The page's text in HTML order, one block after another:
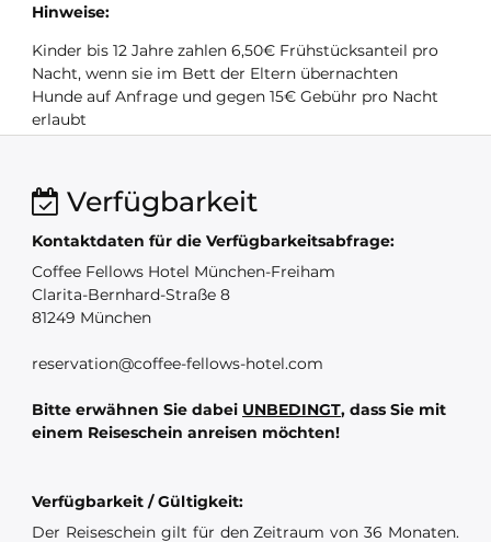
Hinweise:
Kinder bis 12 Jahre zahlen 6,50€ Frühstücksanteil pro
Nacht, wenn sie im Bett der Eltern übernachten
Hunde auf Anfrage und gegen 15€ Gebühr pro Nacht
erlaubt
Verfügbarkeit
Kontaktdaten für die Verfügbarkeitsabfrage:
Coffee Fellows Hotel München-Freiham
Clarita-Bernhard-Straße 8
81249 München
reservation@coffee-fellows-hotel.com
Bitte erwähnen Sie dabei UNBEDINGT, dass Sie mit
einem Reiseschein anreisen möchten!
Verfügbarkeit / Gültigkeit:
Der Reiseschein gilt für den Zeitraum von 36 Monaten.